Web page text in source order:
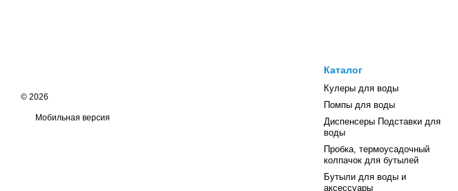
© 2026
Мобильная версия
Каталог
Кулеры для воды
Помпы для воды
Диспенсеры Подставки для
воды
Пробка, термоусадочный
колпачок для бутылей
Бутыли для воды и
аксессуары